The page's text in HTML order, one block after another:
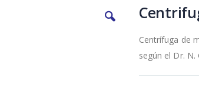
Centrífuga de
según el Dr. N.